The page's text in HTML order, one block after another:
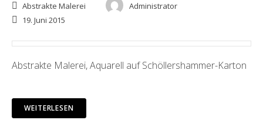
Abstrakte Malerei
Administrator
19. Juni 2015
Abstrakte Malerei, Aquarell auf Schöllershammer-Karton
WEITERLESEN